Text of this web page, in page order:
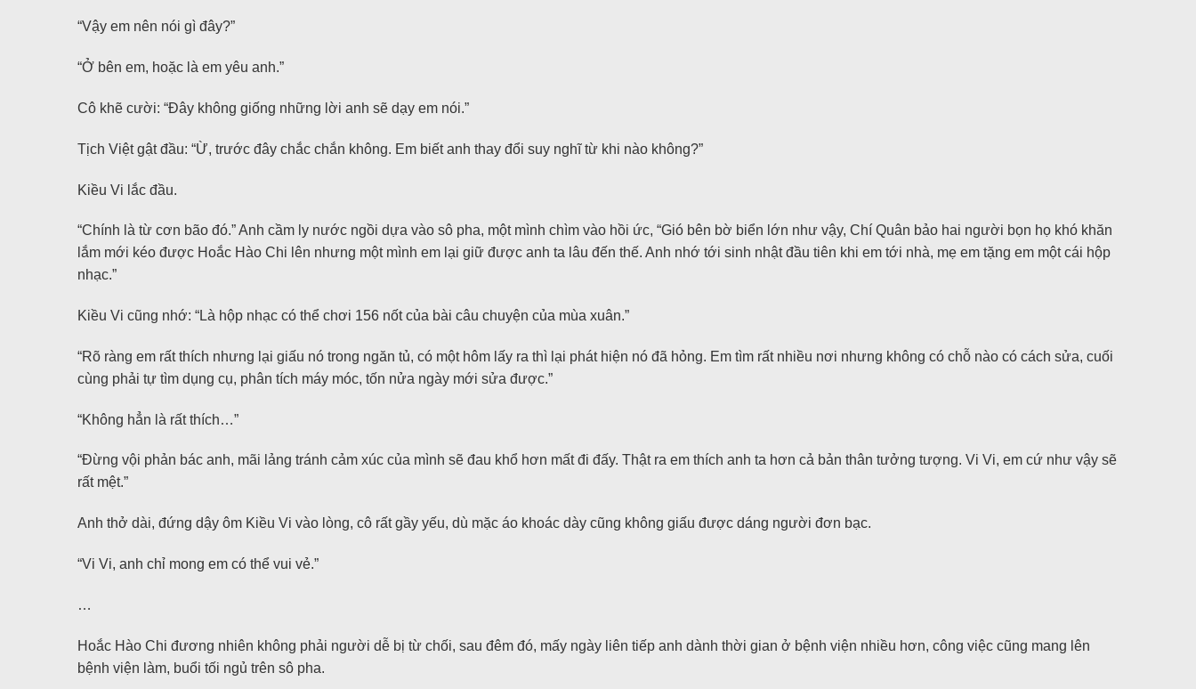
“Vậy em nên nói gì đây?”
“Ở bên em, hoặc là em yêu anh.”
Cô khẽ cười: “Đây không giống những lời anh sẽ dạy em nói.”
Tịch Việt gật đầu: “Ừ, trước đây chắc chắn không. Em biết anh thay đổi suy nghĩ từ khi nào không?”
Kiều Vi lắc đầu.
“Chính là từ cơn bão đó.” Anh cầm ly nước ngồi dựa vào sô pha, một mình chìm vào hồi ức, “Gió bên bờ biển lớn như vậy, Chí Quân bảo hai người bọn họ khó khăn
lắm mới kéo được Hoắc Hào Chi lên nhưng một mình em lại giữ được anh ta lâu đến thế. Anh nhớ tới sinh nhật đầu tiên khi em tới nhà, mẹ em tặng em một cái hộp
nhạc.”
Kiều Vi cũng nhớ: “Là hộp nhạc có thể chơi 156 nốt của bài câu chuyện của mùa xuân.”
“Rõ ràng em rất thích nhưng lại giấu nó trong ngăn tủ, có một hôm lấy ra thì lại phát hiện nó đã hỏng. Em tìm rất nhiều nơi nhưng không có chỗ nào có cách sửa, cuối
cùng phải tự tìm dụng cụ, phân tích máy móc, tốn nửa ngày mới sửa được.”
“Không hẳn là rất thích…”
“Đừng vội phản bác anh, mãi lảng tránh cảm xúc của mình sẽ đau khổ hơn mất đi đấy. Thật ra em thích anh ta hơn cả bản thân tưởng tượng. Vi Vi, em cứ như vậy sẽ
rất mệt.”
Anh thở dài, đứng dậy ôm Kiều Vi vào lòng, cô rất gầy yếu, dù mặc áo khoác dày cũng không giấu được dáng người đơn bạc.
“Vi Vi, anh chỉ mong em có thể vui vẻ.”
…
Hoắc Hào Chi đương nhiên không phải người dễ bị từ chối, sau đêm đó, mấy ngày liên tiếp anh dành thời gian ở bệnh viện nhiều hơn, công việc cũng mang lên
bệnh viện làm, buổi tối ngủ trên sô pha.